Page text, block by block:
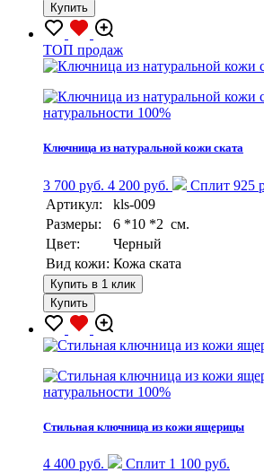
Купить
TOП продаж
натуральности 100%
Ключница из натуральной кожи ската
3 700 руб. 4 200 руб.
Сплит 925
Артикул:
kls-009
Размеры:
6 *10 *2 см.
Цвет:
Черный
Вид кожи: Кожа ската
Купить в 1 клик
Купить
натуральности 100%
Стильная ключница из кожи ящерицы
4 400 руб.
Сплит 1 100 руб.